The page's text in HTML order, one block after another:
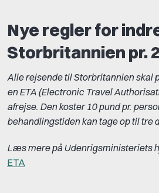
Nye regler for
Storbritannien pr.
Alle rejsende til Storbritannien skal
en ETA (Electronic Travel
afrejse. Den koster 10 pund pr.
behandlingstiden kan tage op til tre
Læs mere på Udenrigsministeriets
ETA